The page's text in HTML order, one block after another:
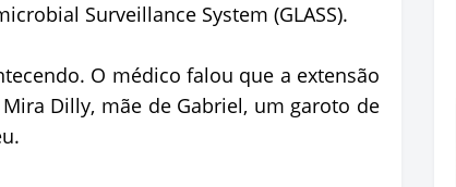
Surveillance System (GLASS).
O médico falou que a extensão
Dilly, mãe de Gabriel, um garoto de